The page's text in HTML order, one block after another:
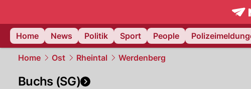
Home
News Politik Sport People
Home Ost Rheintal Werdenberg
Buchs (SG)